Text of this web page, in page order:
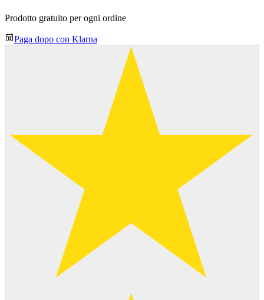
Prodotto gratuito per ogni ordine
Paga dopo con Klarna